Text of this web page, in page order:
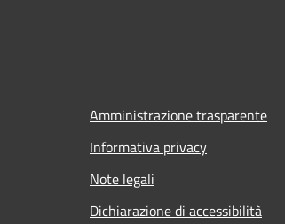
Amministrazione trasparente
Informativa privacy
Note legali
Dichiarazione di accessibilità